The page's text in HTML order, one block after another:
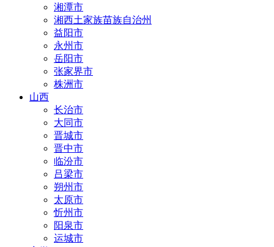
湘潭市
湘西土家族苗族自治州
益阳市
永州市
岳阳市
张家界市
株洲市
山西
长治市
大同市
晋城市
晋中市
临汾市
吕梁市
朔州市
太原市
忻州市
阳泉市
运城市